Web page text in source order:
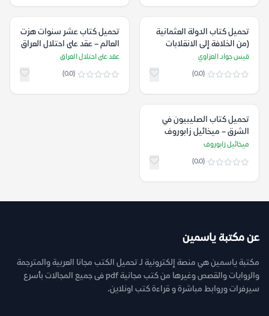
تحميل كتاب الدولة العثمانية
(من الخلافة إلى الانقلابات
1908-1913) – قيس جوادقيس جواد العزاوي
(0.0)
تحميل كتاب عشر سنوات هزت
العالم – عقد على احتلال العراق
عقد على احتلال العراق
(0.0)
تحميل كتاب الصليبيون في
الشرق – ميخائيل زابوروف
ميخائيل زابوروف
(0.0)
عن مكتبة ياسمين
مكتبة ياسمين هي منصة إلكترونية لـ تحميل الكتب مجانا العربية والمترجمة
والروايات والقصص وغيرها من كتب مجانية pdf فى جميع المجالات بأسرع
سيرفرات وروابط مباشرة و قراءة كتب اونلاين.